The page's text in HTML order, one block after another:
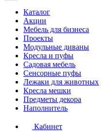
Каталог
Акции
Мебель для бизнеса
Проекты
Модульные диваны
Кресла и пуфы
Садовая мебель
Сенсорные пуфы
Лежаки для животных
Кресла мешки
Предметы декора
Наполнитель
Кабинет